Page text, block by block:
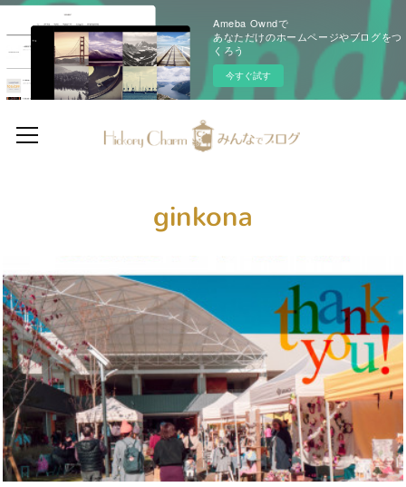
Ameba Owndで
あなただけのホームページやブログをつ
くろう
今すぐ試す
ginkona